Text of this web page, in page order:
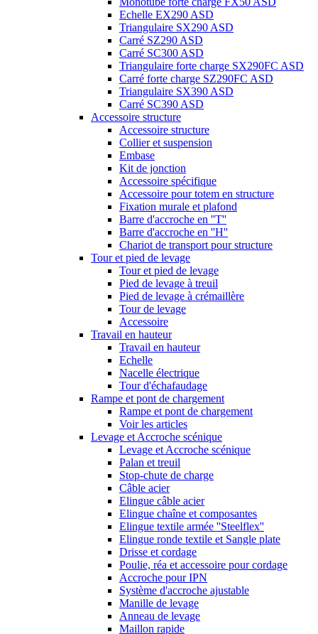
Echelle EX290 ASD
Triangulaire SX290 ASD
Carré SZ290 ASD
Carré SC300 ASD
Triangulaire forte charge SX290FC ASD
Carré forte charge SZ290FC ASD
Triangulaire SX390 ASD
Carré SC390 ASD
Accessoire structure
Accessoire structure
Collier et suspension
Embase
Kit de jonction
Accessoire spécifique
Accessoire pour totem en structure
Fixation murale et plafond
Barre d'accroche en ''T''
Barre d'accroche en ''H''
Chariot de transport pour structure
Tour et pied de levage
Tour et pied de levage
Pied de levage à treuil
Pied de levage à crémaillère
Tour de levage
Accessoire
Travail en hauteur
Travail en hauteur
Echelle
Nacelle électrique
Tour d'échafaudage
Rampe et pont de chargement
Rampe et pont de chargement
Voir les articles
Levage et Accroche scénique
Levage et Accroche scénique
Palan et treuil
Stop-chute de charge
Câble acier
Elingue câble acier
Elingue chaîne et composantes
Elingue textile armée ''Steelflex''
Elingue ronde textile et Sangle plate
Drisse et cordage
Poulie, réa et accessoire pour cordage
Accroche pour IPN
Système d'accroche ajustable
Manille de levage
Anneau de levage
Maillon rapide